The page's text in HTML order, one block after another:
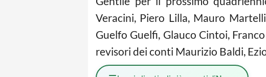
Veracini, Piero Lilla, Mauro
Guelfo Guelfi, Glauco Cintoi,
revisori dei conti Maurizio Baldi,